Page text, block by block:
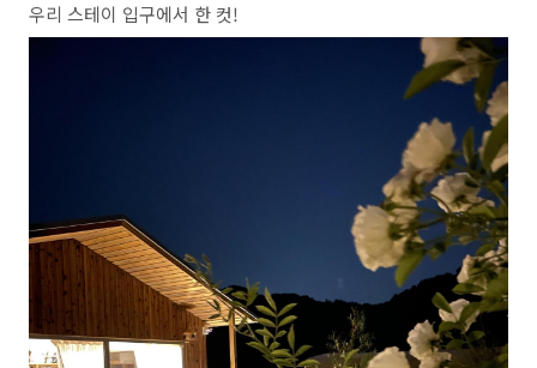
우리 스테이 입구에서 한 컷!